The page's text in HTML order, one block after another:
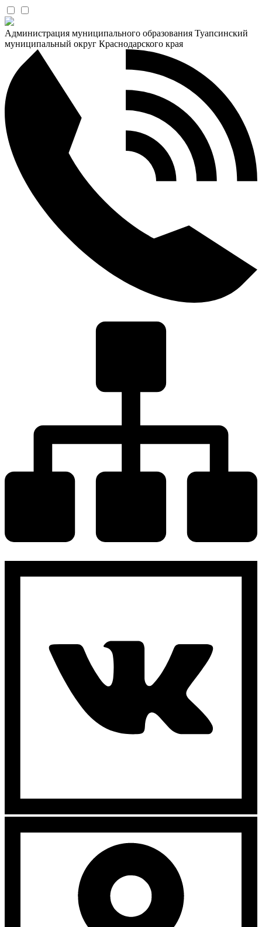
Администрация муниципального образования Туапсинский
муниципальный округ Краснодарского края